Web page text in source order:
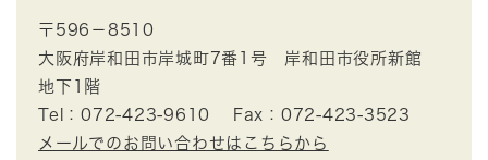
〒596－8510
大阪府岸和田市岸城町7番1号 岸和田市役所新館
地下1階
Tel：072-423-9610
Fax：072-423-3523
メールでのお問い合わせはこちらから